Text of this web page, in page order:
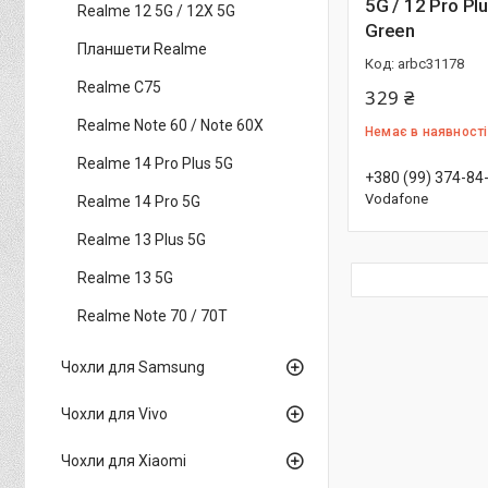
5G / 12 Pro
Green
arbc31178
329 ₴
Немає в наявності
+380 (99) 374-
Vodafone
Realme 12 5G / 12X 5G
Планшети Realme
Realme C75
Realme Note 60 / Note 60X
Realme 14 Pro Plus 5G
Realme 14 Pro 5G
Realme 13 Plus 5G
Realme 13 5G
Realme Note 70 / 70T
Чохли для Samsung
Чохли для Vivo
Чохли для Xiaomi